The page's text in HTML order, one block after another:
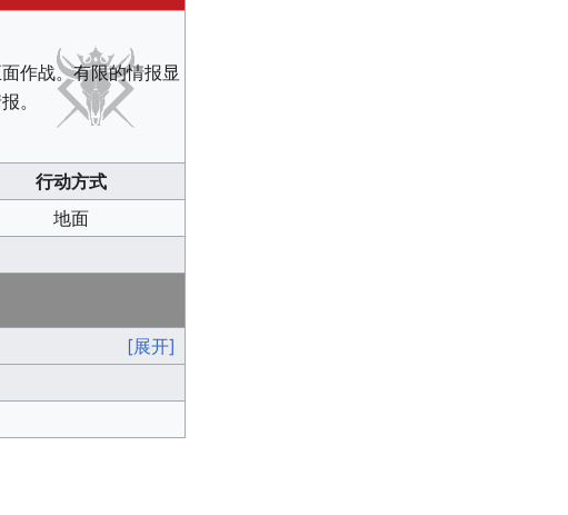
作战。有限的情报显
。
行动方式
地面
[展开]